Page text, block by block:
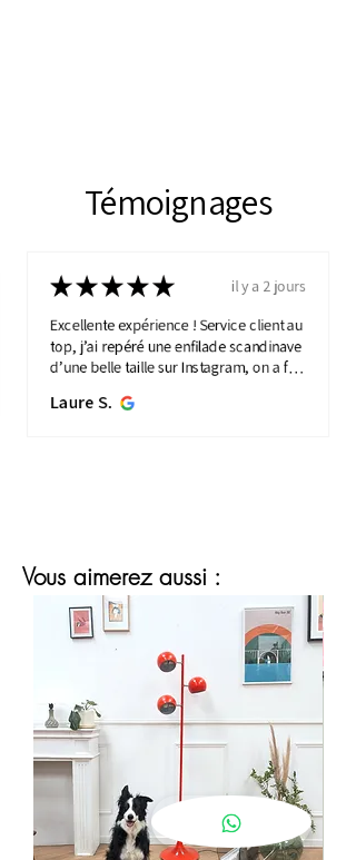
Témoignages
★★★★★
il y a 2 jours
Excellente expérience ! Service client au
top, j’ai repéré une enfilade scandinave
d’une belle taille sur Instagram, on a fait
plus...MONTRE PLUS
Laure S.
Vous aimerez aussi :